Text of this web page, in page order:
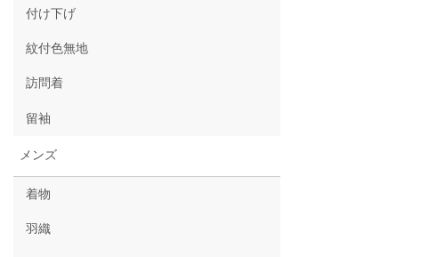
付け下げ
紋付色無地
訪問着
留袖
メンズ
着物
羽織